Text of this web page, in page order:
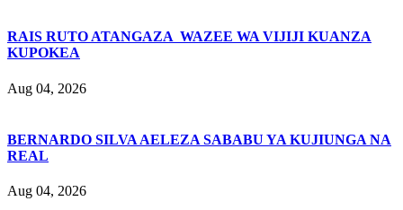
RAIS RUTO ATANGAZA WAZEE WA VIJIJI KUANZA
KUPOKEA
Aug 04, 2026
BERNARDO SILVA AELEZA SABABU YA KUJIUNGA NA
REAL
Aug 04, 2026